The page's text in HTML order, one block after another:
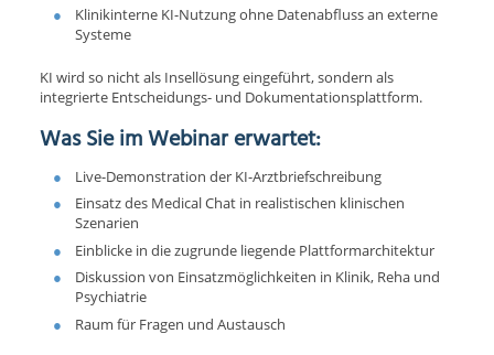
Klinikinterne KI-Nutzung ohne Datenabfluss an externe
Systeme
KI wird so nicht als Insellösung eingeführt, sondern als
integrierte Entscheidungs- und Dokumentationsplattform.
Was Sie im Webinar erwartet:
Live-Demonstration der KI-Arztbriefschreibung
Einsatz des Medical Chat in realistischen klinischen
Szenarien
Einblicke in die zugrunde liegende Plattformarchitektur
Diskussion von Einsatzmöglichkeiten in Klinik, Reha und
Psychiatrie
Raum für Fragen und Austausch